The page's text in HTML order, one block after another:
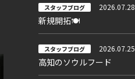
スタッフブログ 2026.07.28
新規開拓🍽
スタッフブログ 2026.07.25
高知のソウルフード